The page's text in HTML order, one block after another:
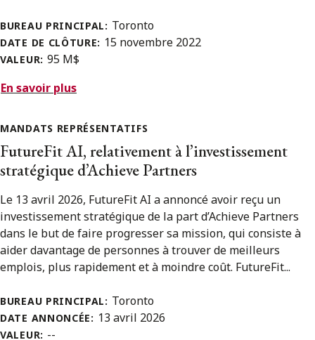
BUREAU PRINCIPAL: Toronto
DATE DE CLÔTURE: 15 novembre 2022
VALEUR: 95 M$
En savoir plus
MANDATS REPRÉSENTATIFS
FutureFit AI, relativement à l’investissement
stratégique d’Achieve Partners
Le 13 avril 2026, FutureFit AI a annoncé avoir reçu un
investissement stratégique de la part d’Achieve Partners
dans le but de faire progresser sa mission, qui consiste à
aider davantage de personnes à trouver de meilleurs
emplois, plus rapidement et à moindre coût. FutureFit...
BUREAU PRINCIPAL: Toronto
DATE ANNONCÉE: 13 avril 2026
VALEUR: --